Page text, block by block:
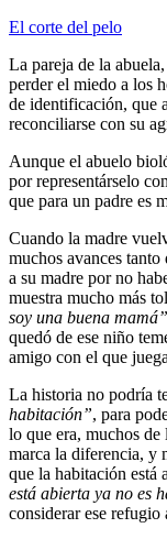
El corte del pelo
La pareja de la
perder el miedo a los
de identificación, que
reconciliarse con su
Aunque el abuelo
por representárselo
que para un padre es
Cuando la madre
muchos avances
a su madre por no
muestra mucho más
soy una buena mamá”
quedó de ese niño
amigo con el que
La historia no podría
habitación”, para
lo que era, muchos
marca la diferencia, y
que la habitación está
está abierta ya no es
considerar ese refugio